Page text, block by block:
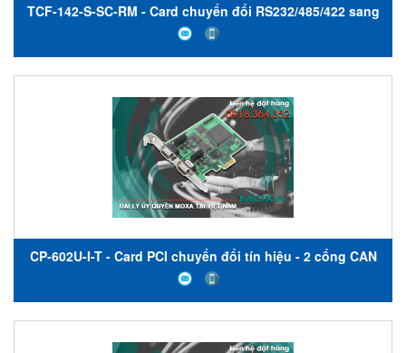
TCF-142-S-SC-RM - Card chuyển đổi RS232/485/422 sang
quang - Đa chế độ - Đầu nối SC - Moxa Việt Nam
CP-602U-I-T - Card PCI chuyển đổi tín hiệu - 2 cổng CAN
bus có cách ly - nhiệt độ hoạt động từ -40 đến 85 ° C -
Moxa Việt Nam